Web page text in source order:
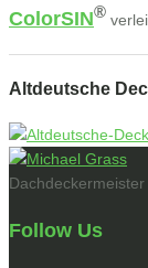
ColorSIN®
Altdeutsche
Dachdeckermeister
Follow Us